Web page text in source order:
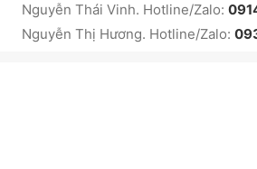
Nguyễn Thái Vinh. Hotline/Zalo:
Nguyễn Thị Hương. Hotline/Zalo: